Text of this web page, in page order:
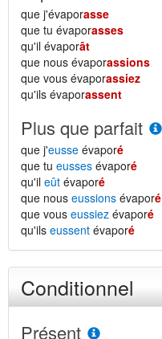
que j'évaporasse
que tu évaporasses
qu'il évaporât
que nous évaporassions
que vous évaporassiez
qu'ils évaporassent
Plus que parfait
que j'eusse évaporé
que tu eusses évaporé
qu'il eût évaporé
que nous eussions évaporé
que vous eussiez évaporé
qu'ils eussent évaporé
Conditionnel
Présent